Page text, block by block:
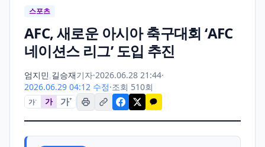
스포츠
AFC, 새로운 아시아 축구대회 ‘AFC
네이션스 리그’ 도입 추진
엄지민,길승재기자·2026.06.28 21:44·
2026.06.29 04:12 수정·조회 510회
가− 가 가+